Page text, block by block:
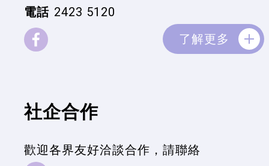
電話 2423 5120
了解更多
社企合作
歡迎各界友好洽談合作，請聯絡